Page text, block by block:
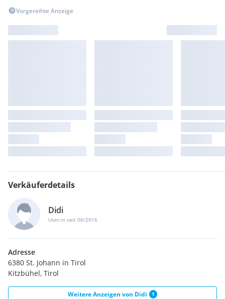
Vorgereihte Anzeige
Verkäuferdetails
Didi
User:in seit 06/2016
Adresse
6380 St. Johann in Tirol
Kitzbühel, Tirol
Weitere Anzeigen von Didi
1